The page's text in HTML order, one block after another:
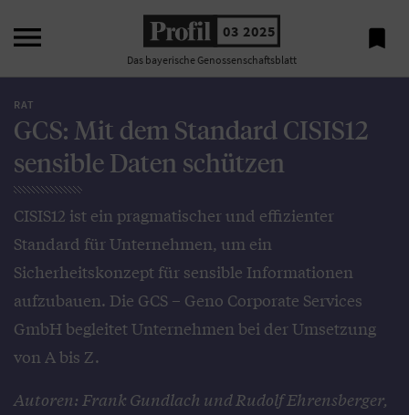
 03 2025
Das bayerische Genossenschaftsblatt

RAT
GCS: Mit dem Standard CISIS12
sensible Daten schützen
CISIS12 ist ein pragmatischer und effizienter
Standard für Unternehmen, um ein
Sicherheitskonzept für sensible Informationen
aufzubauen. Die GCS – Geno Corporate Services
GmbH begleitet Unternehmen bei der Umsetzung
von A bis Z.
Autoren: Frank Gundlach und Rudolf Ehrensberger,